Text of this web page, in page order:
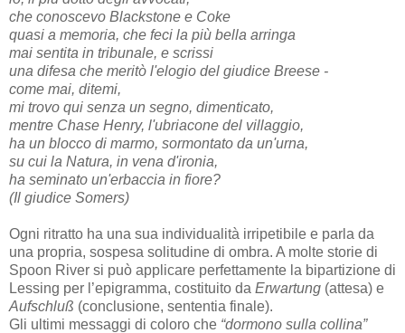
che conoscevo Blackstone e Coke
quasi a memoria, che feci la più bella arringa
mai sentita in tribunale, e scrissi
una difesa che meritò l'elogio del giudice Breese -
come mai, ditemi,
mi trovo qui senza un segno, dimenticato,
mentre Chase Henry, l'ubriacone del villaggio,
ha un blocco di marmo, sormontato da un'urna,
su cui la Natura, in vena d'ironia,
ha seminato un'erbaccia in fiore?
(Il giudice Somers)
Ogni ritratto ha una sua individualità irripetibile e parla da
una propria, sospesa solitudine di ombra. A molte storie di
Spoon River si può applicare perfettamente la bipartizione di
Lessing per l’epigramma, costituito da Erwartung (attesa) e
Aufschluß (conclusione, sententia finale).
Gli ultimi messaggi di coloro che “dormono sulla collina”